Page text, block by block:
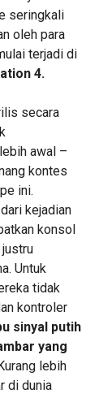
seringkali
oleh para
terjadi di
4.
secara
awal –
kontes
ini.
kejadian
konsol
Untuk
tidak
kontroler
sinyal putih
yang
lebih
di dunia